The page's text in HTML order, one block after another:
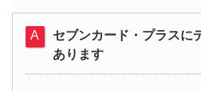
セブンカード・プラスに
あります